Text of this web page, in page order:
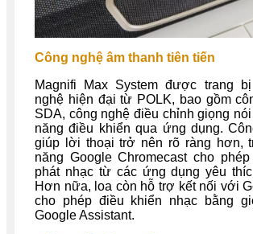
Công nghệ âm thanh tiên tiến
Magnifi Max System được trang
nghệ hiện đại từ POLK, bao gồm
SDA, công nghệ điều chỉnh giọng
năng điều khiển qua ứng dụng.
giúp lời thoại trở nên rõ ràng hơn,
năng Google Chromecast cho
phát nhạc từ các ứng dụng yêu
Hơn nữa, loa còn hỗ trợ kết nối với
cho phép điều khiển nhạc bằng
Google Assistant.